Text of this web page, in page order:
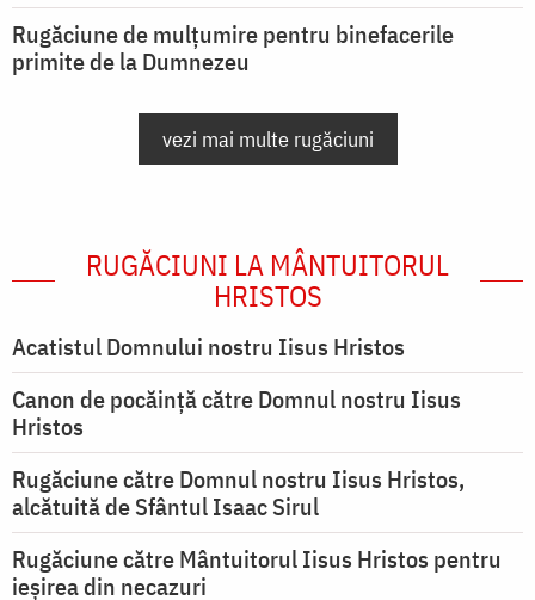
Rugăciune de mulțumire pentru binefacerile
primite de la Dumnezeu
vezi mai multe rugăciuni
RUGĂCIUNI LA MÂNTUITORUL
HRISTOS
Acatistul Domnului nostru Iisus Hristos
Canon de pocăință către Domnul nostru Iisus
Hristos
Rugăciune către Domnul nostru Iisus Hristos,
alcătuită de Sfântul Isaac Sirul
Rugăciune către Mântuitorul Iisus Hristos pentru
ieşirea din necazuri